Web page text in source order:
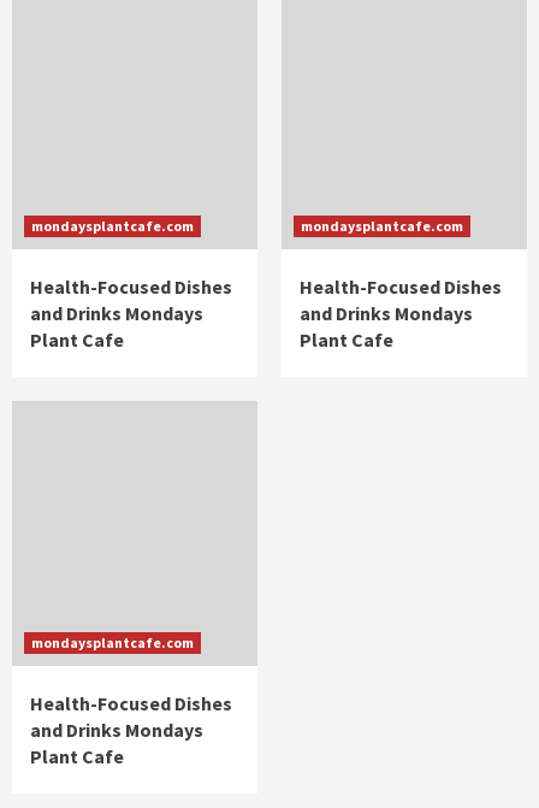
mondaysplantcafe.com
Health-Focused Dishes
and Drinks Mondays
Plant Cafe
mondaysplantcafe.com
Health-Focused Dishes
and Drinks Mondays
Plant Cafe
mondaysplantcafe.com
Health-Focused Dishes
and Drinks Mondays
Plant Cafe